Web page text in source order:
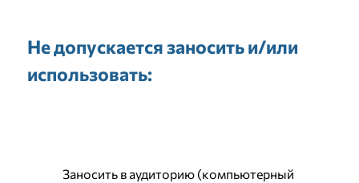
Не допускается заносить и/или
использовать:
Заносить в аудиторию (компьютерный